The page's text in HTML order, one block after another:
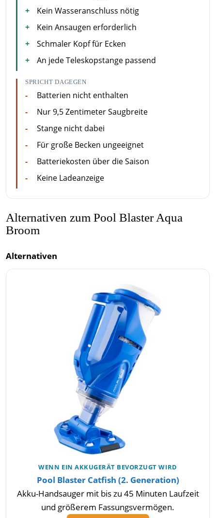
Kein Wasseranschluss nötig
Kein Ansaugen erforderlich
Schmaler Kopf für Ecken
An jede Teleskopstange passend
SPRICHT DAGEGEN
Batterien nicht enthalten
Nur 9,5 Zentimeter Saugbreite
Stange nicht dabei
Für große Becken ungeeignet
Batteriekosten über die Saison
Keine Ladeanzeige
Alternativen zum Pool Blaster Aqua
Broom
Alternativen
WENN EIN AKKUGERÄT BEVORZUGT WIRD
Pool Blaster Catfish (2. Generation)
Akku-Handsauger mit bis zu 45 Minuten Laufzeit
und größerem Fassungsvermögen.